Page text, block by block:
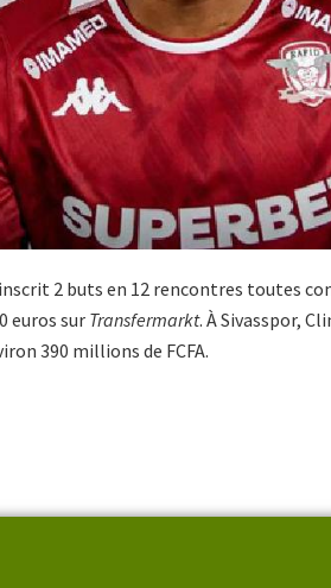
inscrit 2 buts en 12 rencontres toutes
euros surTransfermarkt. À Sivasspor,
390 millions de FCFA.